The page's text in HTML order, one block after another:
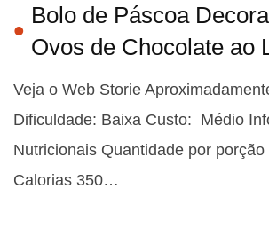
Bolo de Páscoa
Ovos de Chocolate ao
Veja o Web Storie
Dificuldade: Baixa Custo: Médio
Nutricionais Quantidade por porção
Calorias 350…